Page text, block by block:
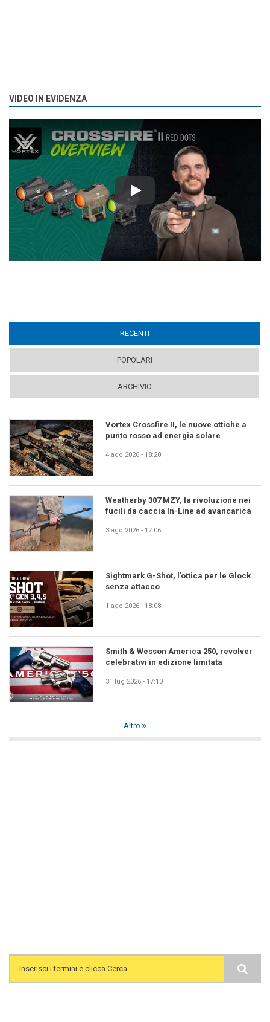
VIDEO IN EVIDENZA
Play
RECENTI
POPOLARI
ARCHIVIO
Vortex Crossfire II, le nuove ottiche a
punto rosso ad energia solare
4 ago 2026 - 18:20
Weatherby 307 MZY, la rivoluzione nei
fucili da caccia In-Line ad avancarica
3 ago 2026 - 17:06
Sightmark G-Shot, l'ottica per le Glock
senza attacco
1 ago 2026 - 18:08
Smith & Wesson America 250, revolver
celebrativi in edizione limitata
31 lug 2026 - 17:10
Altro
Search form